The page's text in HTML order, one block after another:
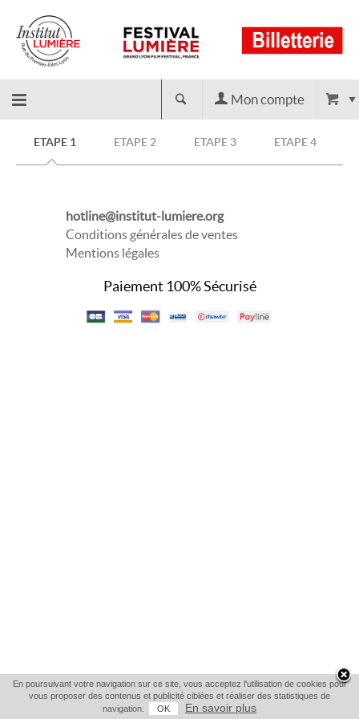
Retour
Mon compte
ETAPE 1 ETAPE 2 ETAPE 3 ETAPE 4
hotline@institut-lumiere.org
Conditions générales de ventes
Mentions légales
Paiement 100% Sécurisé
En poursuivant votre navigation sur ce site, vous acceptez l'utilisation de cookies pour
vous proposer des contenus et publicité ciblées et réaliser des statistiques de
navigation.
OK En savoir plus